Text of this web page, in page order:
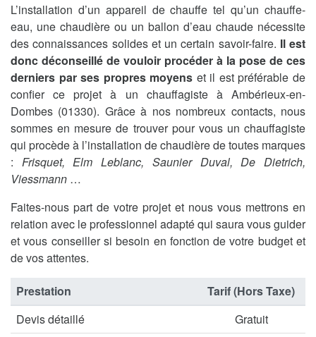
L’installation d’un appareil de chauffe tel qu’un chauffe-
eau, une chaudière ou un ballon d’eau chaude nécessite
des connaissances solides et un certain savoir-faire. Il est
donc déconseillé de vouloir procéder à la pose de ces
derniers par ses propres moyens et il est préférable de
confier ce projet à un chauffagiste à Ambérieux-en-
Dombes (01330). Grâce à nos nombreux contacts, nous
sommes en mesure de trouver pour vous un chauffagiste
qui procède à l’installation de chaudière de toutes marques
: Frisquet, Elm Leblanc, Saunier Duval, De Dietrich,
Viessmann …
Faites-nous part de votre projet et nous vous mettrons en
relation avec le professionnel adapté qui saura vous guider
et vous conseiller si besoin en fonction de votre budget et
de vos attentes.
Prestation
Tarif (Hors Taxe)
Devis détaillé
Gratuit